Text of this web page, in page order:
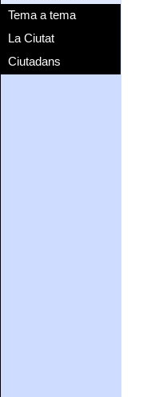
Tema a tema
La Ciutat
Ciutadans